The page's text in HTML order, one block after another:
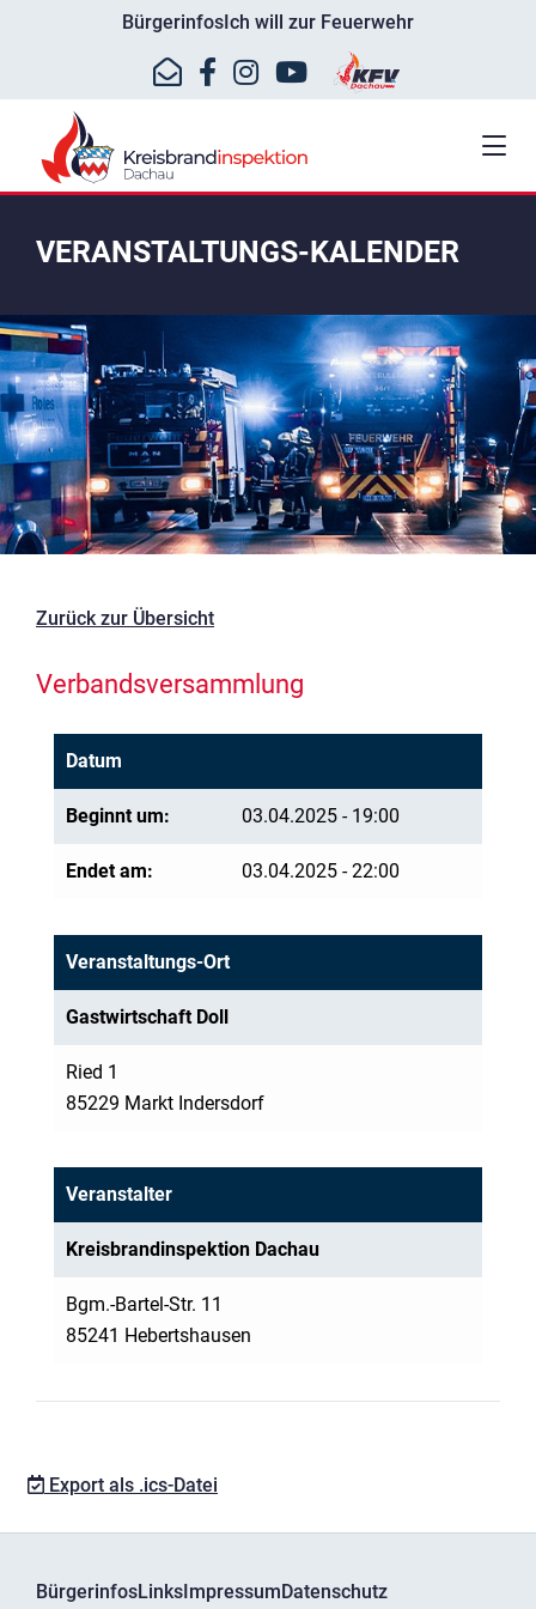
BürgerinfosIch will zur Feuerwehr
VERANSTALTUNGS-KALENDER
Zurück zur Übersicht
Verbandsversammlung
Datum
Beginnt um: 03.04.2025 - 19:00
Endet am: 03.04.2025 - 22:00
Veranstaltungs-Ort
Gastwirtschaft Doll
Ried 1
85229 Markt Indersdorf
Veranstalter
Kreisbrandinspektion Dachau
Bgm.-Bartel-Str. 11
85241 Hebertshausen
Export als .ics-Datei
BürgerinfosLinksImpressumDatenschutz